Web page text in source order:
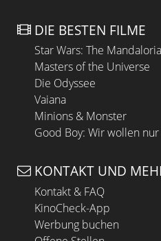
DIE BESTEN FILME
Star Wars: The
Masters of the Universe
Die Odyssee
Vaiana
Minions & Monster
Good Boy: Wir wollen
KONTAKT UND
Kontakt & FAQ
KinoCheck-App
Werbung buchen